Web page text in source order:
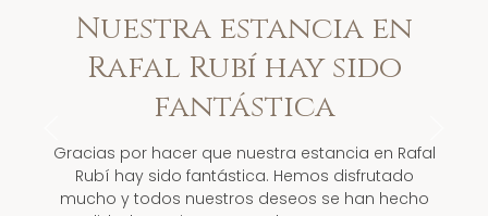
Nuestra estancia en
Rafal Rubí hay sido
fantástica
Gracias por hacer que nuestra estancia en Rafal
Rubí hay sido fantástica. Hemos disfrutado
mucho y todos nuestros deseos se han hecho